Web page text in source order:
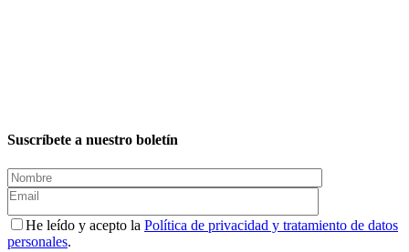
Suscríbete a nuestro boletín
He leído y acepto la Política de privacidad y tratamiento de datos
personales.